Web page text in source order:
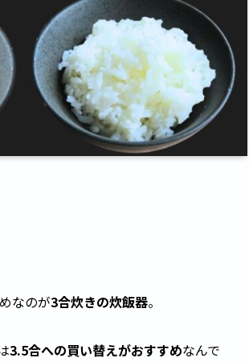
なのが3合炊きの炊飯器。
3.5合への買い替えがおすすめなんで